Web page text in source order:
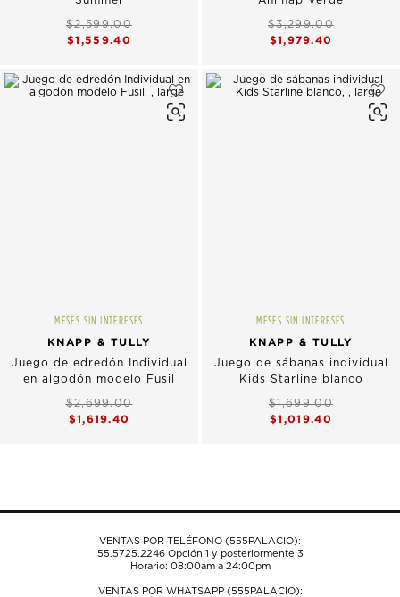
$2,599.00
$1,559.40
$3,299.00
$1,979.40
MESES SIN INTERESES
KNAPP & TULLY
Juego de edredón Individual
en algodón modelo Fusil
$2,699.00
$1,619.40
MESES SIN INTERESES
KNAPP & TULLY
Juego de sábanas individual
Kids Starline blanco
$1,699.00
$1,019.40
VENTAS POR TELÉFONO (555PALACIO):
55.5725.2246Opción 1 y posteriormente 3
Horario: 08:00am a 24:00pm
VENTAS POR WHATSAPP (555PALACIO):